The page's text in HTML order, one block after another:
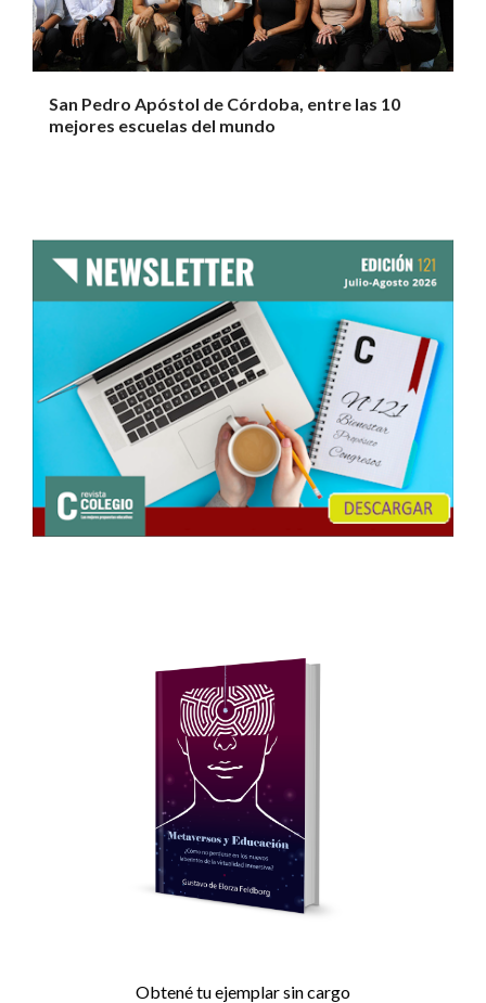
San Pedro Apóstol de Córdoba, entre las 10
mejores escuelas del mundo
Obtené tu ejemplar sin cargo